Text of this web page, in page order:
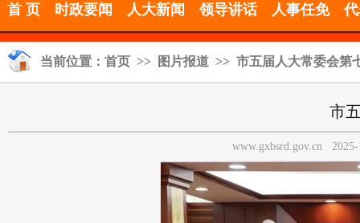
首 页 时政要闻 人大新闻 领导讲话 人事任免
当前位置： 首页 >> 图片报道 >> 市五届人大常委会第
市
www.gxbsrd.gov.cn